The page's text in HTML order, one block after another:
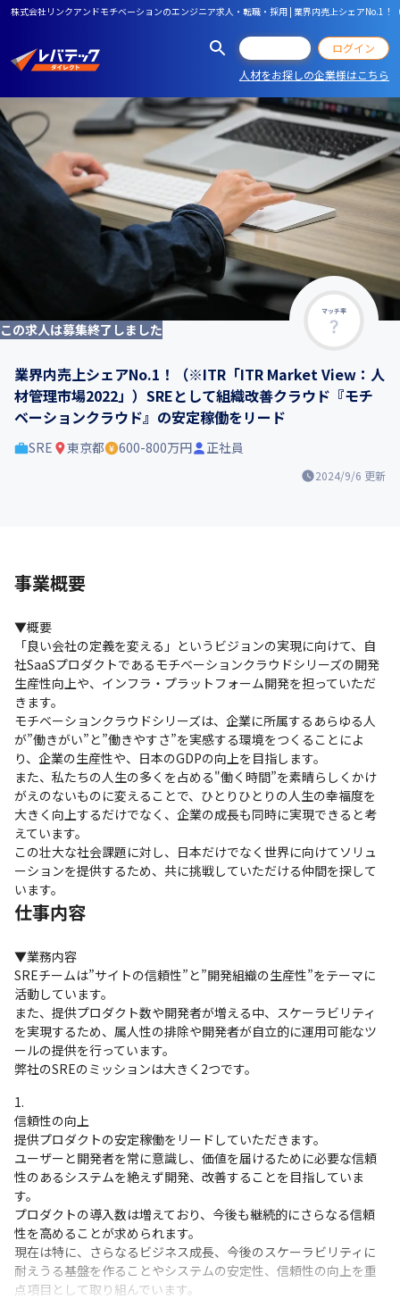
株式会社リンクアンドモチベーションのエンジニア求人・転職・採用 | 業界内売上シェアNo.1
ログイン
人材をお探しの企業様はこちら
マッチ率
この求人は募集終了しました
業界内売上シェアNo.1！（※ITR「ITR Market View：人
材管理市場2022」）SREとして組織改善クラウド『モチ
ベーションクラウド』の安定稼働をリード
2024/9/6 更新
SRE 東京都 600-800万円 正社員
事業概要
▼概要
「良い会社の定義を変える」というビジョンの実現に向けて、自
社SaaSプロダクトであるモチベーションクラウドシリーズの開発
生産性向上や、インフラ・プラットフォーム開発を担っていただ
きます。
モチベーションクラウドシリーズは、企業に所属するあらゆる人
が”働きがい”と”働きやすさ”を実感する環境をつくることによ
り、企業の生産性や、日本のGDPの向上を目指します。
また、私たちの人生の多くを占める"働く時間”を素晴らしくかけ
がえのないものに変えることで、ひとりひとりの人生の幸福度を
大きく向上するだけでなく、企業の成長も同時に実現できると考
えています。
この壮大な社会課題に対し、日本だけでなく世界に向けてソリュ
ーションを提供するため、共に挑戦していただける仲間を探して
います。
仕事内容
▼業務内容
SREチームは”サイトの信頼性”と”開発組織の生産性”をテーマに
活動しています。
また、提供プロダクト数や開発者が増える中、スケーラビリティ
を実現するため、属人性の排除や開発者が自立的に運用可能なツ
ールの提供を行っています。
弊社のSREのミッションは大きく2つです。
信頼性の向上
提供プロダクトの安定稼働をリードしていただきます。
ユーザーと開発者を常に意識し、価値を届けるために必要な信頼
性のあるシステムを絶えず開発、改善することを目指していま
す。
プロダクトの導入数は増えており、今後も継続的にさらなる信頼
性を高めることが求められます。
現在は特に、さらなるビジネス成長、今後のスケーラビリティに
耐えうる基盤を作ることやシステムの安定性、信頼性の向上を重
点項目として取り組んでいます。